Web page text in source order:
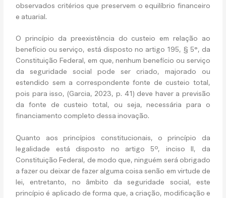
observados critérios que preservem o equilíbrio financeiro
e atuarial.
O princípio da preexistência do custeio em relação ao
benefício ou serviço, está disposto no artigo 195, § 5°, da
Constituição Federal, em que, nenhum benefício ou serviço
da seguridade social pode ser criado, majorado ou
estendido sem a correspondente fonte de custeio total,
pois para isso, (Garcia, 2023, p. 41) deve haver a previsão
da fonte de custeio total, ou seja, necessária para o
financiamento completo dessa inovação.
Quanto aos princípios constitucionais, o princípio da
legalidade está disposto no artigo 5º, inciso II, da
Constituição Federal, de modo que, ninguém será obrigado
a fazer ou deixar de fazer alguma coisa senão em virtude de
lei, entretanto, no âmbito da seguridade social, este
princípio é aplicado de forma que, a criação, modificação e